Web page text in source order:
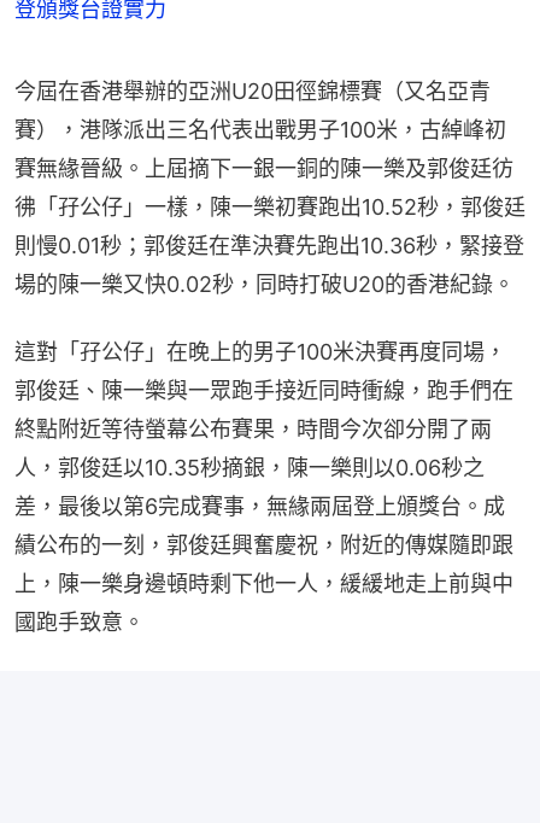
登頒獎台證實力
今屆在香港舉辦的亞洲U20田徑錦標賽（又名亞青
賽），港隊派出三名代表出戰男子100米，古綽峰初
賽無緣晉級。上屆摘下一銀一銅的陳一樂及郭俊廷彷
彿「孖公仔」一樣，陳一樂初賽跑出10.52秒，郭俊廷
則慢0.01秒；郭俊廷在準決賽先跑出10.36秒，緊接登
場的陳一樂又快0.02秒，同時打破U20的香港紀錄。
這對「孖公仔」在晚上的男子100米決賽再度同場，
郭俊廷、陳一樂與一眾跑手接近同時衝線，跑手們在
終點附近等待螢幕公布賽果，時間今次卻分開了兩
人，郭俊廷以10.35秒摘銀，陳一樂則以0.06秒之
差，最後以第6完成賽事，無緣兩屆登上頒獎台。成
績公布的一刻，郭俊廷興奮慶祝，附近的傳媒隨即跟
上，陳一樂身邊頓時剩下他一人，緩緩地走上前與中
國跑手致意。